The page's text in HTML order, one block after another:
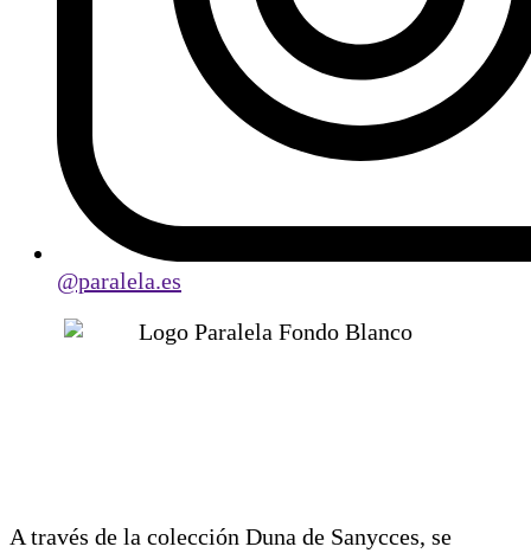
@paralela.es
A través de la colección Duna de Sanycces, se